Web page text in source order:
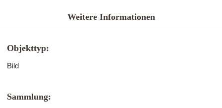
Weitere Informationen
Objekttyp:
Bild
Sammlung: